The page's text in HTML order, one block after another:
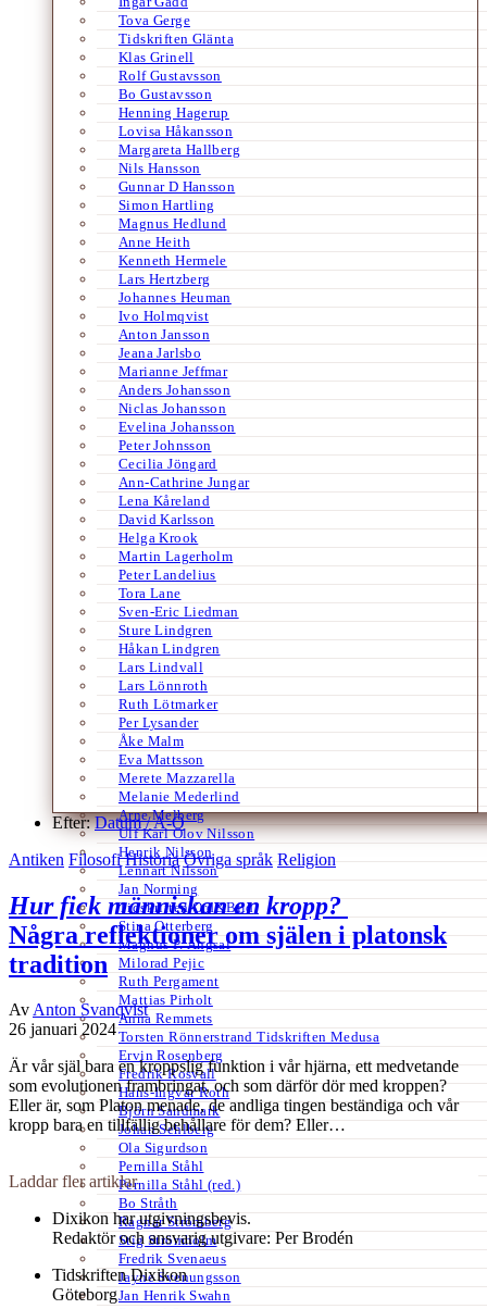
Tova Gerge
Tidskriften Glänta
Klas Grinell
Rolf Gustavsson
Bo Gustavsson
Henning Hagerup
Lovisa Håkansson
Margareta Hallberg
Nils Hansson
Gunnar D Hansson
Simon Hartling
Magnus Hedlund
Anne Heith
Kenneth Hermele
Lars Hertzberg
Johannes Heuman
Ivo Holmqvist
Anton Jansson
Jeana Jarlsbo
Marianne Jeffmar
Anders Johansson
Niclas Johansson
Evelina Johansson
Peter Johnsson
Cecilia Jöngard
Ann-Cathrine Jungar
Lena Kåreland
David Karlsson
Helga Krook
Martin Lagerholm
Peter Landelius
Tora Lane
Sven-Eric Liedman
Sture Lindgren
Håkan Lindgren
Lars Lindvall
Lars Lönnroth
Ruth Lötmarker
Per Lysander
Åke Malm
Eva Mattsson
Merete Mazzarella
Melanie Mederlind
Arne Melberg
Ulf Karl Olov Nilsson
Henrik Nilsson
Lennart Nilsson
Jan Norming
Tidskriften Ord&Bild
Stina Otterberg
Magnus P. Ängsal
Milorad Pejic
Ruth Pergament
Mattias Pirholt
Anna Remmets
Torsten Rönnerstrand Tidskriften Medusa
Ervin Rosenberg
Fredrik Rosvall
Hans-Ingvar Roth
Björn Sandmark
Johan Sehlberg
Ola Sigurdson
Pernilla Ståhl
Pernilla Ståhl (red.)
Bo Stråth
Ragnar Strömberg
Stig Strömholm
Fredrik Svenaeus
Jayne Svenungsson
Jan Henrik Swahn
Efter:Datum /A-Ö
Antiken Filosofi Historia Övriga språk Religion
Hur fick människan en kropp?
Några reflektioner om själen i platonsk
tradition
AvAnton Svanqvist
26 januari 2024
Är vår själ bara en kroppslig funktion i vår hjärna, ett medvetande
som evolutionen frambringat, och som därför dör med kroppen?
Eller är, som Platon menade, de andliga tingen beständiga och vår
kropp bara en tillfällig behållare för dem? Eller…
Laddar fler artiklar
Dixikon har utgivningsbevis.
Redaktör och ansvarig utgivare: Per Brodén
Tidskriften Dixikon
Göteborg